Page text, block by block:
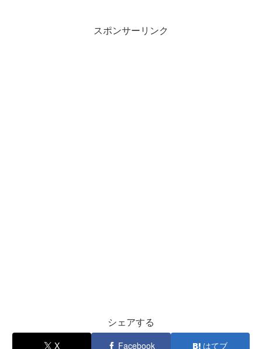
スポンサーリンク
シェアする
X Facebook はてブ